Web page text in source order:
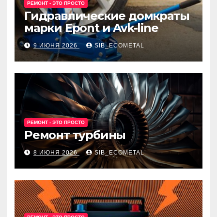
РЕМОНТ - ЭТО ПРОСТО
Гидравлические домкраты
марки Epont и Avk-line
9 ИЮНЯ 2026 SIB_ECOMETAL
РЕМОНТ - ЭТО ПРОСТО
Ремонт турбины
8 ИЮНЯ 2026 SIB_ECOMETAL